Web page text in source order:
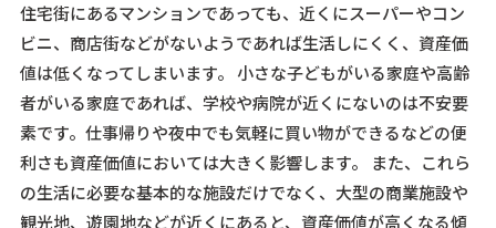
住宅街にあるマンションであっても、近くにスーパーやコン
ビニ、商店街などがないようであれば生活しにくく、資産価
値は低くなってしまいます。 小さな子どもがいる家庭や高齢
者がいる家庭であれば、学校や病院が近くにないのは不安要
素です。仕事帰りや夜中でも気軽に買い物ができるなどの便
利さも資産価値においては大きく影響します。 また、これら
の生活に必要な基本的な施設だけでなく、大型の商業施設や
観光地、遊園地などが近くにあると、 資産価値が高くなる傾